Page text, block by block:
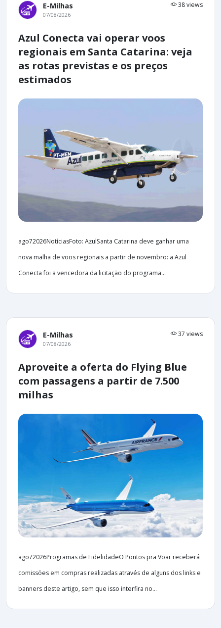
E-Milhas 38 views
07/08/2026
Azul Conecta vai operar voos
regionais em Santa Catarina: veja
as rotas previstas e os preços
estimados
ago72026NotíciasFoto: AzulSanta Catarina deve ganhar uma
nova malha de voos regionais a partir de novembro: a Azul
Conecta foi a vencedora da licitação do programa...
E-Milhas 37 views
07/08/2026
Aproveite a oferta do Flying Blue
com passagens a partir de 7.500
milhas
ago72026Programas de FidelidadeO Pontos pra Voar receberá
comissões em compras realizadas através de alguns dos links e
banners deste artigo, sem que isso interfira no...